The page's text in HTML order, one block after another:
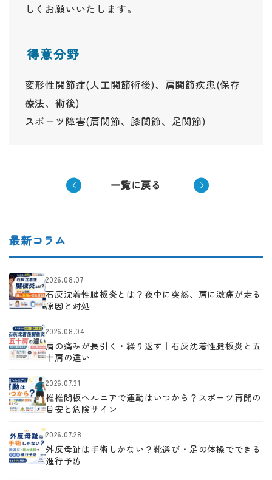
しくお願いいたします。
得意分野
変形性関節症(人工関節術後)、肩関節疾患(保存
療法、術後)
スポーツ障害(肩関節、膝関節、足関節)
一覧に戻る
最新コラム
2026.08.07
石灰沈着性腱板炎とは？夜中に突然、肩に激痛が走る
原因と対処
2026.08.04
肩の痛みが長引く・繰り返す｜石灰沈着性腱板炎と五
十肩の違い
2026.07.31
椎椎間板ヘルニアで運動はいつから？スポーツ再開の
目安と危険サイン
2026.07.28
外反母趾は手術しかない？靴選び・足の体操でできる
進行予防